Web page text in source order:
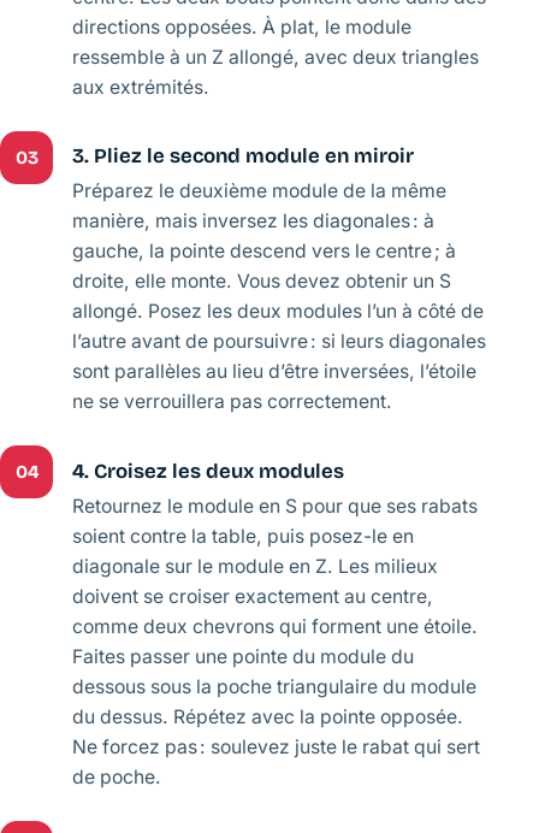
directions opposées. À plat, le module
ressemble à un Z allongé, avec deux triangles
aux extrémités.
03 3. Pliez le second module en miroir
Préparez le deuxième module de la même
manière, mais inversez les diagonales : à
gauche, la pointe descend vers le centre ; à
droite, elle monte. Vous devez obtenir un S
allongé. Posez les deux modules l’un à côté de
l’autre avant de poursuivre : si leurs diagonales
sont parallèles au lieu d’être inversées, l’étoile
ne se verrouillera pas correctement.
04 4. Croisez les deux modules
Retournez le module en S pour que ses rabats
soient contre la table, puis posez-le en
diagonale sur le module en Z. Les milieux
doivent se croiser exactement au centre,
comme deux chevrons qui forment une étoile.
Faites passer une pointe du module du
dessous sous la poche triangulaire du module
du dessus. Répétez avec la pointe opposée.
Ne forcez pas : soulevez juste le rabat qui sert
de poche.